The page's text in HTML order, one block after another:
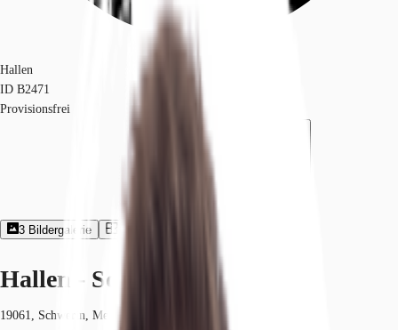
Hallen
ID B2471
Provisionsfrei
3 Bildergalerie
Hallen - Schwerin - B2471
19061, Schwerin, Mecklenburg-Vorpommern